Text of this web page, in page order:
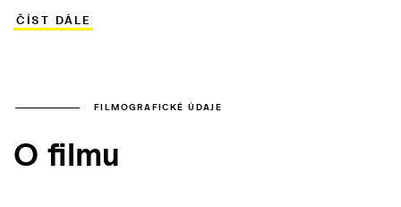
se Krejčík spokojil s kompromisem. Ani ten mu však
traumatizují válečné zkušenosti. Ani jako manželka
jejího manžela zavraždí bývalí nacisté. Jedním z nich je i
ČÍST DÁLE
FILMOGRAFICKÉ ÚDAJE
O filmu